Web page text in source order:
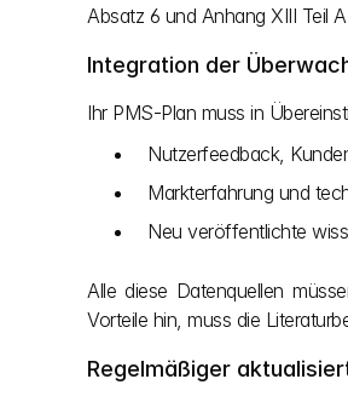
Absatz 6 und Anhang XIII Teil
Integration der
Ihr PMS-Plan muss in
Nutzerfeedback,
Markterfahrung und
Neu veröffentlichte
Alle diese Datenquellen
Vorteile hin, muss die
Regelmäßiger